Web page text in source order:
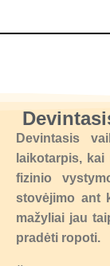
Devintasis
laikotarpis,
fizinio
stovėjimo ant
mažyliai jau
pradėti ropoti.